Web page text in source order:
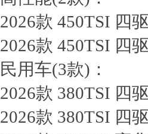
2026款 450TSI 四驱
2026款 450TSI 四驱
民用车(3款)：
2026款 380TSI 四驱
2026款 380TSI 四驱